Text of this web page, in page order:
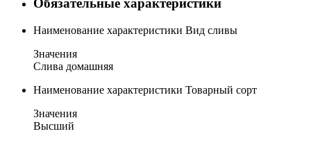
Обязательные характеристики
Наименование характеристики Вид сливы
Значения
Слива домашняя
Наименование характеристики Товарный сорт
Значения
Высший